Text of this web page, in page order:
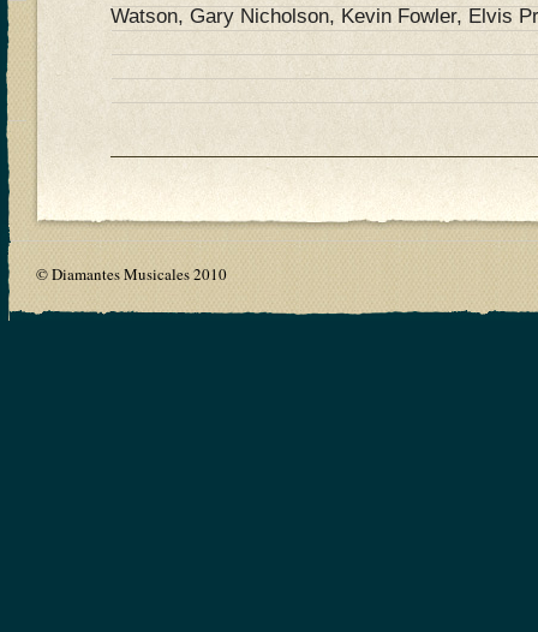
Watson, Gary Nicholson, Kevin Fowler, Elvis
© Diamantes Musicales 2010